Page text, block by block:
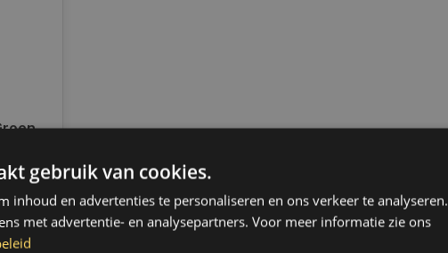
|
14.00
dag
50,-
&
gebruik van cookies.
inhoud en advertenties te personaliseren en ons verkeer te analyseren.
met advertentie- en analysepartners. Voor meer informatie zie ons